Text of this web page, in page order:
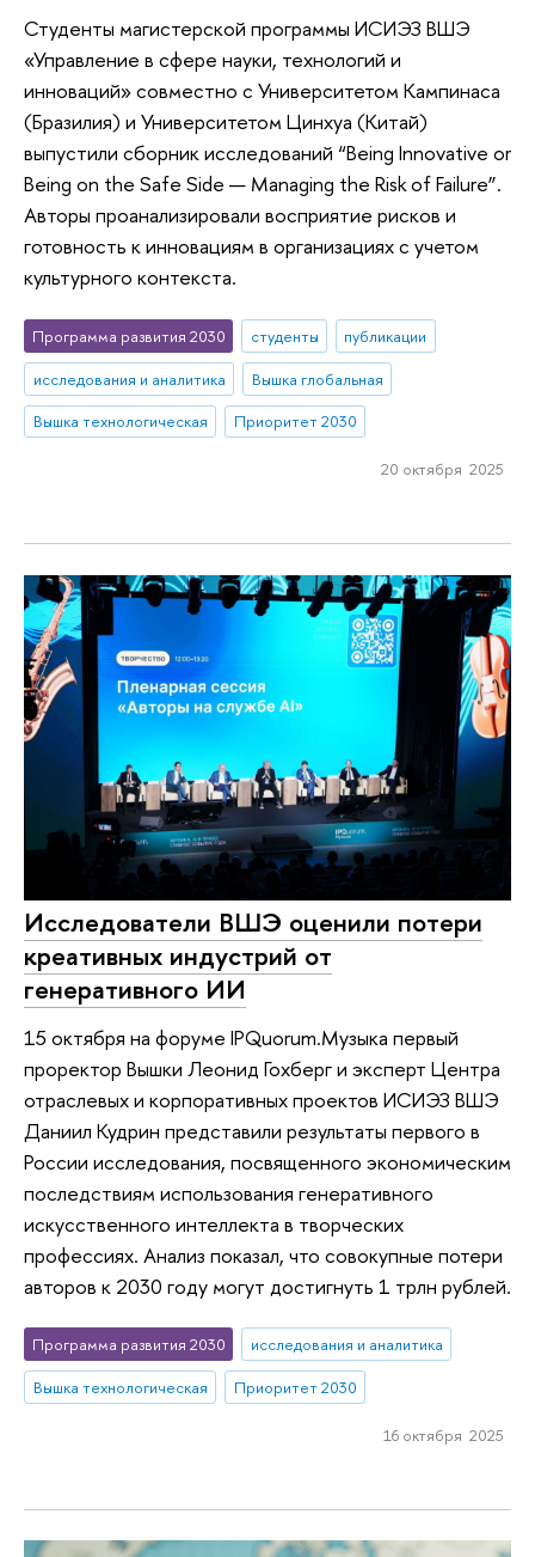
Студенты магистерской программы ИСИЭЗ ВШЭ
«Управление в сфере науки, технологий и
инноваций» совместно с Университетом Кампинаса
(Бразилия) и Университетом Цинхуа (Китай)
выпустили сборник исследований “Being Innovative or
Being on the Safe Side — Managing the Risk of Failure”.
Авторы проанализировали восприятие рисков и
готовность к инновациям в организациях с учетом
культурного контекста.
Программа развития 2030 студенты
публикации
исследования и аналитика
Вышка глобальная
Вышка технологическая
Приоритет 2030
20 октября 2025
Исследователи ВШЭ оценили потери
креативных индустрий от
генеративного ИИ
15 октября на форуме IPQuorum.Музыка первый
проректор Вышки Леонид Гохберг и эксперт Центра
отраслевых и корпоративных проектов ИСИЭЗ ВШЭ
Даниил Кудрин представили результаты первого в
России исследования, посвященного экономическим
последствиям использования генеративного
искусственного интеллекта в творческих
профессиях. Анализ показал, что совокупные потери
авторов к 2030 году могут достигнуть 1 трлн рублей.
Программа развития 2030
исследования и аналитика
Вышка технологическая
Приоритет 2030
16 октября 2025